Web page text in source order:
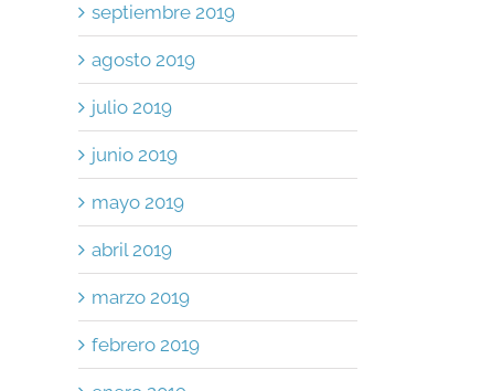
septiembre 2019
agosto 2019
julio 2019
junio 2019
mayo 2019
abril 2019
marzo 2019
febrero 2019